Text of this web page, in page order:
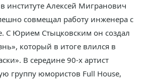
институте Алексей Мигранович
совмещал работу инженера с
С Юрием Стыцковским он создал
который в итоге влился в
В середине 90-х артист
группу юмористов Full House,